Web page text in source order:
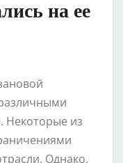
на ее
Некоторые из
Однако,